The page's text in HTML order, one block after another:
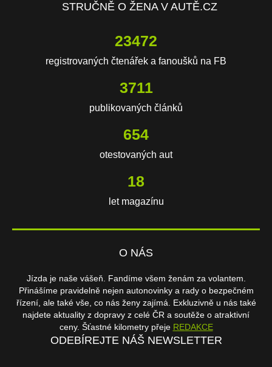
STRUČNĚ O ŽENA V AUTĚ.CZ
23472
registrovaných čtenářek a fanoušků na FB
3711
publikovaných článků
654
otestovaných aut
18
let magazínu
O NÁS
Jízda je naše vášeň. Fandíme všem ženám za volantem.
Přinášíme pravidelně nejen autonovinky a rady o bezpečném
řízení, ale také vše, co nás ženy zajímá. Exkluzivně u nás také
najdete aktuality z dopravy z celé ČR a soutěže o atraktivní
ceny. Šťastné kilometry přeje REDAKCE
ODEBÍREJTE NÁŠ NEWSLETTER